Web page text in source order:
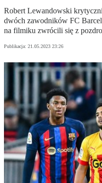
Robert Lewandowski
dwóch zawodników FC
na filmiku zwrócili się z
Publikacja: 21.05.2023 23:26